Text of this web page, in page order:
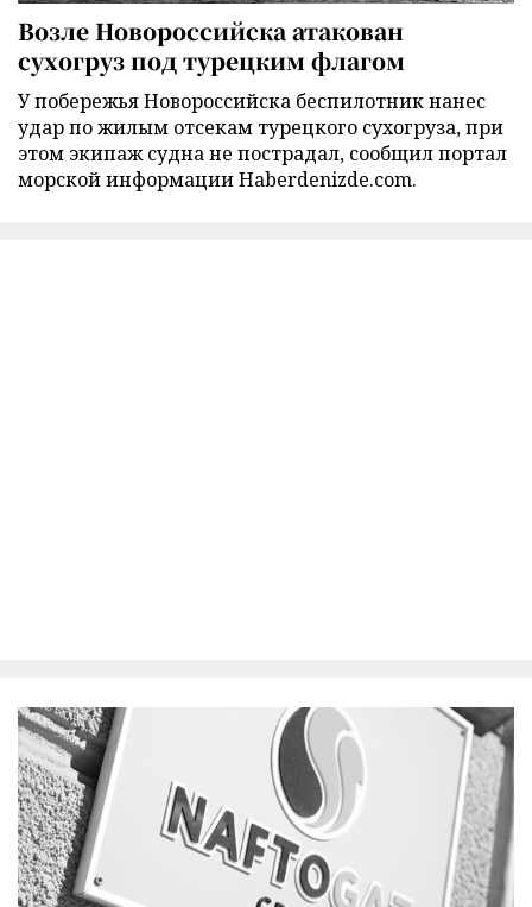
Возле Новороссийска атакован
сухогруз под турецким флагом
У побережья Новороссийска беспилотник нанес
удар по жилым отсекам турецкого сухогруза, при
этом экипаж судна не пострадал, сообщил портал
морской информации Haberdenizde.com.